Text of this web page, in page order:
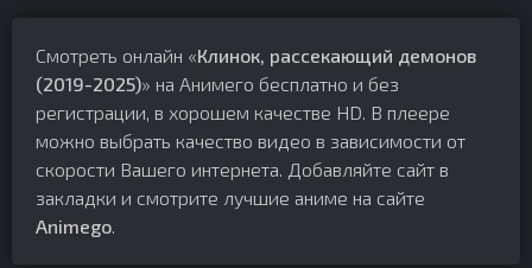
Смотреть онлайн «Клинок, рассекающий демонов
(2019-2025)» на Анимего бесплатно и без
регистрации, в хорошем качестве HD. В плеере
можно выбрать качество видео в зависимости от
скорости Вашего интернета. Добавляйте сайт в
закладки и смотрите лучшие аниме на сайте
Animego.